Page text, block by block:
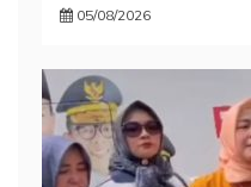
05/08/2026